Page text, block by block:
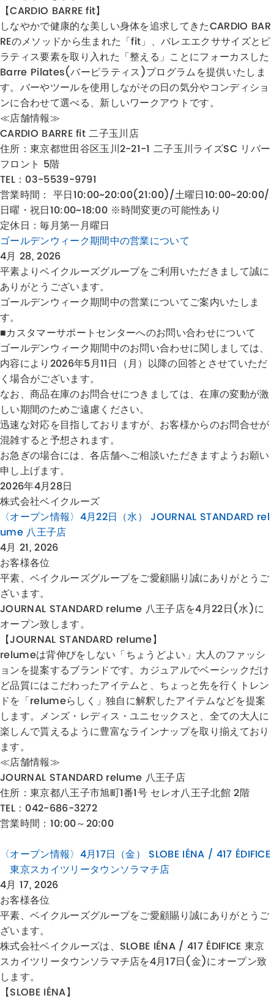
【CARDIO BARRE fit】
しなやかで健康的な美しい身体を追求してきた​CARDIO BAR
REのメソッドから生まれた「fit」、バレエエクササイズとピ
ラティス要素を取り入れた「整える」ことにフォーカスした
Barre Pilates(バーピラティス)プログラムを提供いたしま
す。バーやツールを使用しながその日の気分やコンディショ
ンに合わせて選べる、新しいワークアウトです。
≪店舗情報≫
CARDIO BARRE fit 二子玉川店
住所： 東京都世田谷区玉川2-21-1 二子玉川ライズSC リバー
フロント 5階
TEL：03-5539-9791
営業時間： 平日10:00~20:00(21:00)/土曜日10:00~20:00/
日曜・祝日10:00~18:00 ※時間変更の可能性あり
定休日：毎月第一月曜日
ゴールデンウィーク期間中の営業について
4月 28, 2026
平素よりベイクルーズグループをご利用いただきまして誠に
ありがとうございます。
ゴールデンウィーク期間中の営業についてご案内いたしま
す。
■カスタマーサポートセンターへのお問い合わせについて
ゴールデンウィーク期間中のお問い合わせに関しましては、
内容により2026年5月11日（月）以降の回答とさせていただ
く場合がございます。
なお、商品在庫のお問合せにつきましては、在庫の変動が激
しい期間のためご遠慮ください。
迅速な対応を目指しておりますが、お客様からのお問合せが
混雑すると予想されます。
お急ぎの場合には、各店舗へご相談いただきますようお願い
申し上げます。
2026年4月28日
株式会社ベイクルーズ
〈オープン情報〉4月22日（水） JOURNAL STANDARD rel
ume 八王子店
4月 21, 2026
お客様各位
平素、ベイクルーズグループをご愛顧賜り誠にありがとうご
ざいます。
JOURNAL STANDARD relume 八王子店を4月22日(水)に
オープン致します。
【JOURNAL STANDARD relume】
relumeは背伸びをしない「ちょうどよい」大人のファッシ
ョンを提案するブランドです。カジュアルでベーシックだけ
ど品質にはこだわったアイテムと、ちょっと先を行くトレン
ドを「relumeらしく」独自に解釈したアイテムなどを提案
します。メンズ・レディス・ユニセックスと、全ての大人に
楽しんで貰えるように豊富なラインナップを取り揃えており
ます。
≪店舗情報≫
JOURNAL STANDARD relume 八王子店
住所： 東京都八王子市旭町1番1号 セレオ八王子北館 2階
TEL：042-686-3272
営業時間：10:00～20:00
〈オープン情報〉4月17日（金） SLOBE IÉNA / 417 ÉDIFICE
東京スカイツリータウンソラマチ店
4月 17, 2026
お客様各位
平素、ベイクルーズグループをご愛顧賜り誠にありがとうご
ざいます。
株式会社ベイクルーズは、SLOBE IÉNA / 417 ÉDIFICE 東京
スカイツリータウンソラマチ店を4月17日(金)にオープン致
します。
【SLOBE IÉNA】